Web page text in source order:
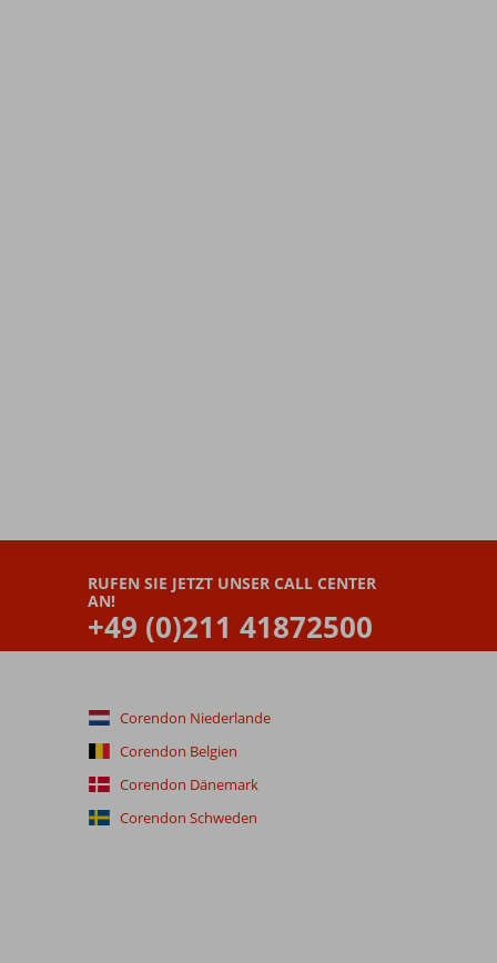
RUFEN SIE JETZT UNSER CALL CENTER
AN!
+49 (0)211 41872500
Corendon Niederlande
Corendon Belgien
Corendon Dänemark
Corendon Schweden